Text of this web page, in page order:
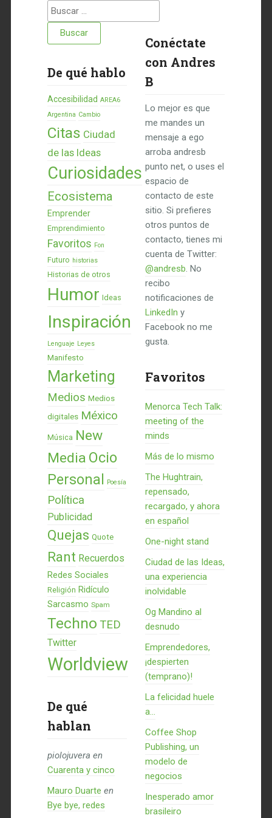
Buscar:
De qué hablo
Accesibilidad AREA6
Argentina Cambio
Citas Ciudad
de las Ideas
Curiosidades
Ecosistema
Emprender
Emprendimiento
Favoritos Fon
Futuro historias
Historias de otros
Humor Ideas
Inspiración
Lenguaje Leyes
Manifesto
Marketing
Medios Medios
digitales México
Música New
Media Ocio
Personal Poesía
Política
Publicidad
Quejas Quote
Rant Recuerdos
Redes Sociales
Religión Ridículo
Sarcasmo Spam
Techno TED
Twitter
Worldview
De qué
hablan
piolojuvera en
Cuarenta y cinco
Mauro Duarte en
Bye bye, redes
Conéctate
con Andres
B
Lo mejor es que
me mandes un
mensaje a ego
arroba andresb
punto net, o uses el
espacio de
contacto de este
sitio. Si prefieres
otros puntos de
contacto, tienes mi
cuenta de Twitter:
@andresb. No
recibo
notificaciones de
LinkedIn y
Facebook no me
gusta.
Favoritos
Menorca Tech Talk:
meeting of the
minds
Más de lo mismo
The Hughtrain,
repensado,
recargado, y ahora
en español
One-night stand
Ciudad de las Ideas,
una experiencia
inolvidable
Og Mandino al
desnudo
Emprendedores,
¡despierten
(temprano)!
La felicidad huele
a...
Coffee Shop
Publishing, un
modelo de
negocios
Inesperado amor
brasileiro